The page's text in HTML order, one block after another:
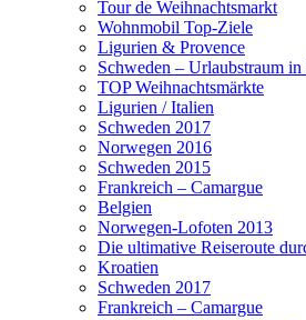
Tour de Weihnachtsmarkt
Wohnmobil Top-Ziele
Ligurien & Provence
Schweden – Urlaubstraum
TOP Weihnachtsmärkte
Ligurien / Italien
Schweden 2017
Norwegen 2016
Schweden 2015
Frankreich – Camargue
Belgien
Norwegen-Lofoten 2013
Die ultimative Reiseroute
Kroatien
Schweden 2017
Frankreich – Camargue